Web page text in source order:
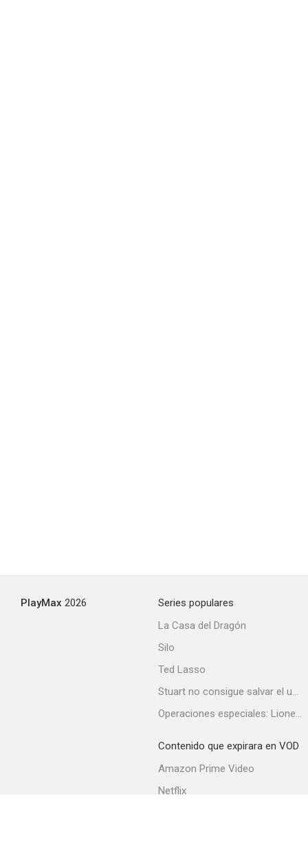
PlayMax 2026
Series populares
La Casa del Dragón
Silo
Ted Lasso
Stuart no consigue salvar el universo
Operaciones especiales: Lioness
Contenido que expirara en VOD
Amazon Prime Video
Netflix